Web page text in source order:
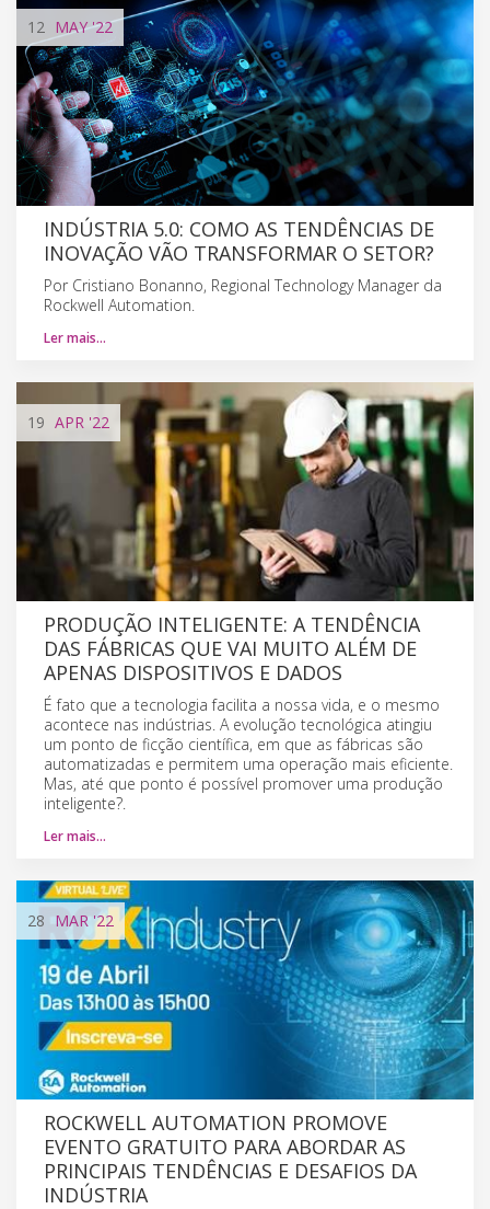
12 MAY'22
INDÚSTRIA 5.0: COMO AS TENDÊNCIAS DE
INOVAÇÃO VÃO TRANSFORMAR O SETOR?
Por Cristiano Bonanno, Regional Technology Manager da
Rockwell Automation.
Ler mais…
19 APR '22
PRODUÇÃO INTELIGENTE: A TENDÊNCIA
DAS FÁBRICAS QUE VAI MUITO ALÉM DE
APENAS DISPOSITIVOS E DADOS
É fato que a tecnologia facilita a nossa vida, e o mesmo
acontece nas indústrias. A evolução tecnológica atingiu
um ponto de ficção científica, em que as fábricas são
automatizadas e permitem uma operação mais eficiente.
Mas, até que ponto é possível promover uma produção
inteligente?.
Ler mais…
28 MAR'22
ROCKWELL AUTOMATION PROMOVE
EVENTO GRATUITO PARA ABORDAR AS
PRINCIPAIS TENDÊNCIAS E DESAFIOS DA
INDÚSTRIA